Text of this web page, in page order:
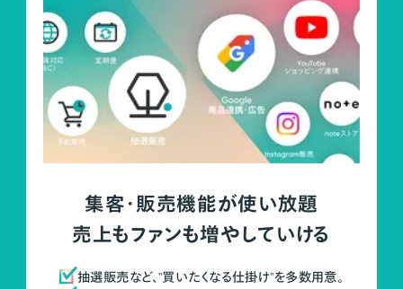
集客・販売機能が使い放題
売上もファンも増やしていける
抽選販売など、"買いたくなる仕掛け"を多数用意。